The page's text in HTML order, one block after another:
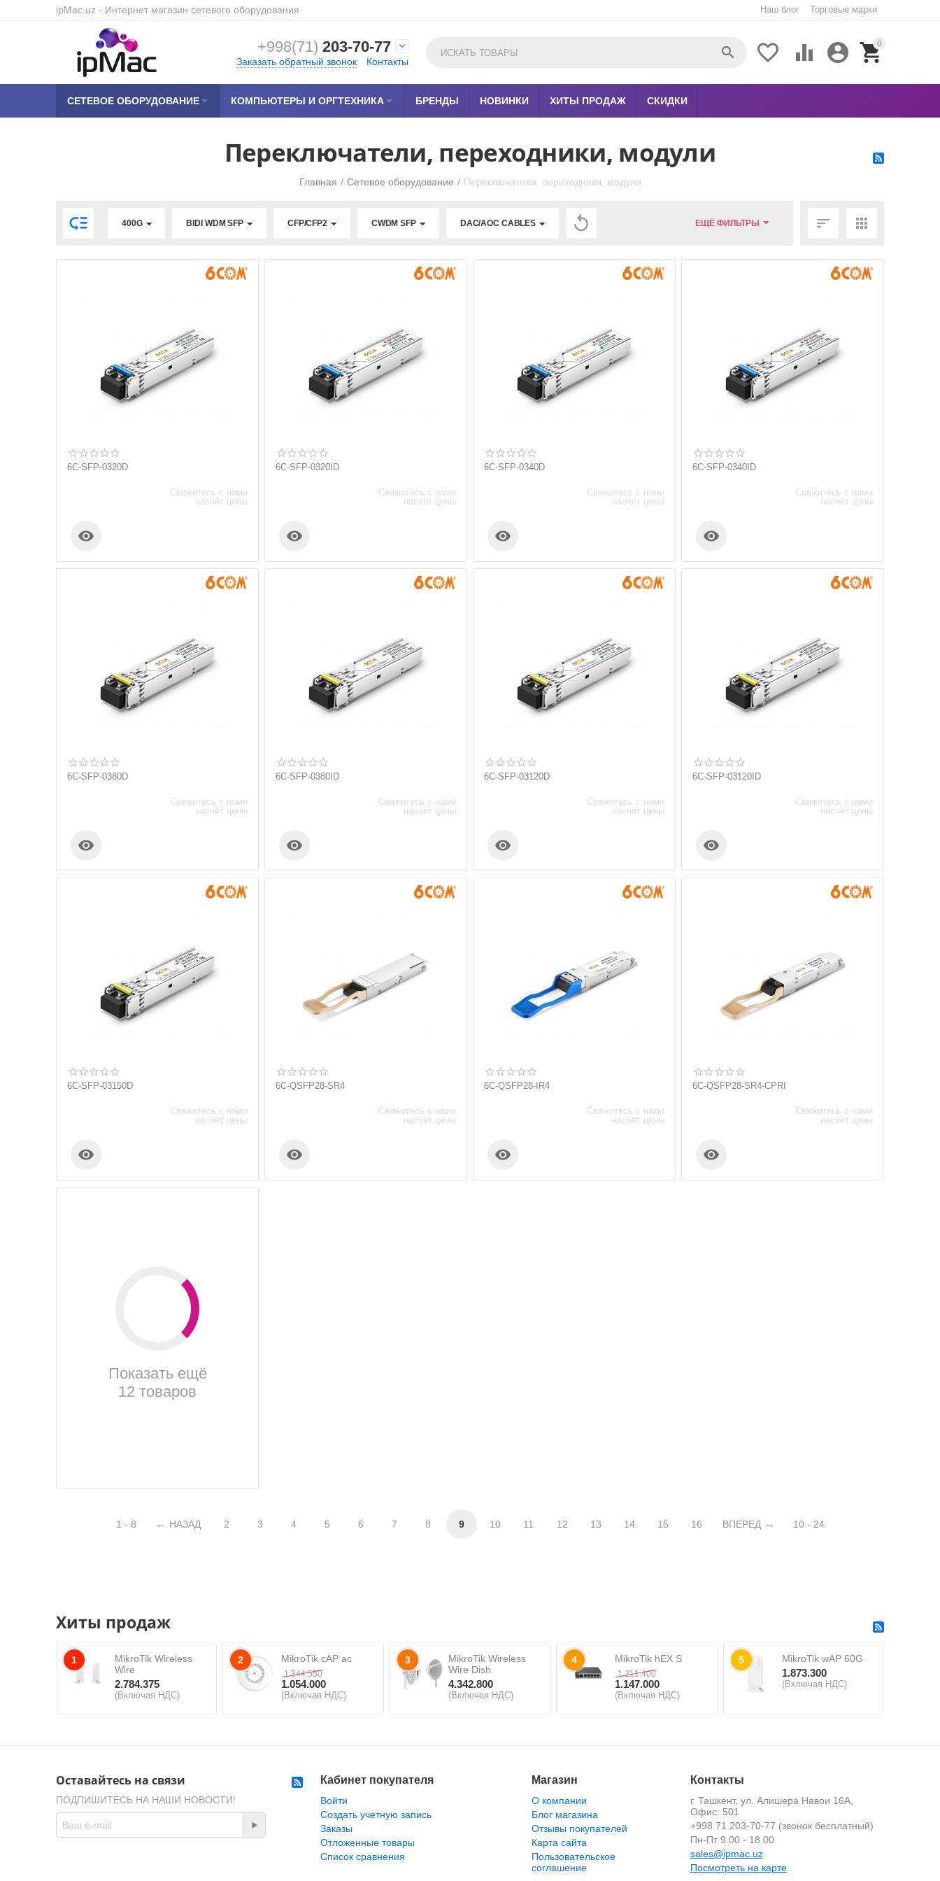
ipMac.uz - Интернет магазин сетевого оборудования Наш блог Торговые марки
+998(71) 203-70-77 
Заказать обратный звонок Контакты
0


 

СЕТЕВОЕ ОБОРУДОВАНИЕ  КОМПЬЮТЕРЫ И ОРГТЕХНИКА  БРЕНДЫ НОВИНКИ ХИТЫ ПРОДАЖ СКИДКИ
Переключатели, переходники, модули
Главная / Сетевое оборудование / Переключатели, переходники, модули
 400G BIDI WDM SFP CFP/CFP2 CWDM SFP DAC/AOC CABLES  ЕЩЁ ФИЛЬТРЫ  
6C-SFP-0320D
Свяжитесь с нами
насчёт цены

6C-SFP-0320ID
Свяжитесь с нами
насчёт цены

6C-SFP-0340D
Свяжитесь с нами
насчёт цены

6C-SFP-0340ID
Свяжитесь с нами
насчёт цены

6C-SFP-0380D
Свяжитесь с нами
насчёт цены

6C-SFP-0380ID
Свяжитесь с нами
насчёт цены

6C-SFP-03120D
Свяжитесь с нами
насчёт цены

6C-SFP-03120ID
Свяжитесь с нами
насчёт цены

6C-SFP-03150D
Свяжитесь с нами
насчёт цены

6C-QSFP28-SR4
Свяжитесь с нами
насчёт цены

6C-QSFP28-IR4
Свяжитесь с нами
насчёт цены

6C-QSFP28-SR4-CPRI
Свяжитесь с нами
насчёт цены

Показать ещё
12 товаров
1 - 8 НАЗАД 2 3 4 5 6 7 8 9 10 11 12 13 14 15 16 ВПЕРЕД 10 - 24
Хиты продаж
1
MikroTik Wireless
Wire
2.784.375
(Включая НДС)
2 MikroTik cAP ac
1.344.550
1.054.000
(Включая НДС)
3
MikroTik Wireless
Wire Dish
4.342.800
(Включая НДС)
4 MikroTik hEX S
1.211.400
1.147.000
(Включая НДС)
5 MikroTik wAP 60G
1.873.300
(Включая НДС)
Оставайтесь на связи
ПОДПИШИТЕСЬ НА НАШИ НОВОСТИ!
Кабинет покупателя
Войти
Создать учетную запись
Заказы
Отложенные товары
Список сравнения
Магазин
О компании
Блог магазина
Отзывы покупателей
Карта сайта
Пользовательское
соглашение
Контакты
г. Ташкент, ул. Алишера Навои 16А,
Офис: 501
+998 71 203-70-77 (звонок бесплатный)
Пн-Пт 9.00 - 18.00
sales@ipmac.uz
Посмотреть на карте